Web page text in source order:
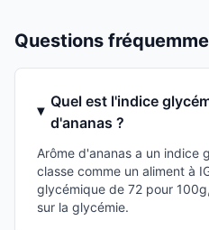
Questions
Quel est l'indice
d'ananas ?
Arôme d'ananas a un indice
classe comme un aliment à
glycémique de 72 pour
sur la glycémie.